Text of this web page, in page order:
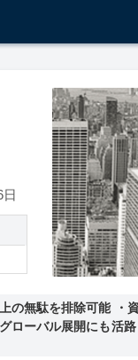
の無駄を排除可能 ・
ローバル展開にも活